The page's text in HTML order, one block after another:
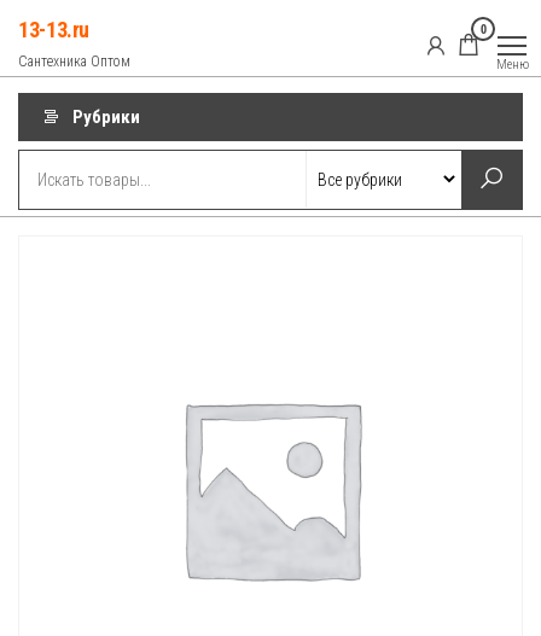
содержимому
13-13.ru
Сантехника Оптом
0
Меню
Рубрики